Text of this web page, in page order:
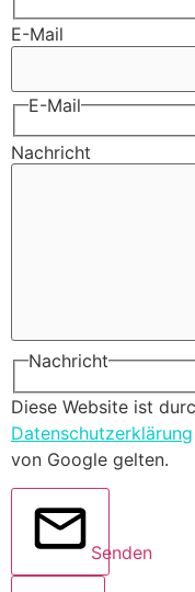
E-Mail
E-Mail
Nachricht
Nachricht
Diese Website ist
Datenschutzerklärung
von Google gelten.
Senden